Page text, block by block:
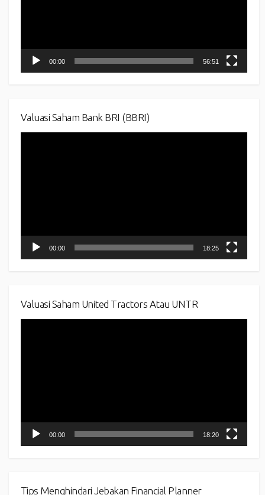
00:00 56:51
Valuasi Saham Bank BRI (BBRI)
00:00 18:25
Valuasi Saham United Tractors Atau UNTR
00:00 18:20
Tips Menghindari Jebakan Financial Planner